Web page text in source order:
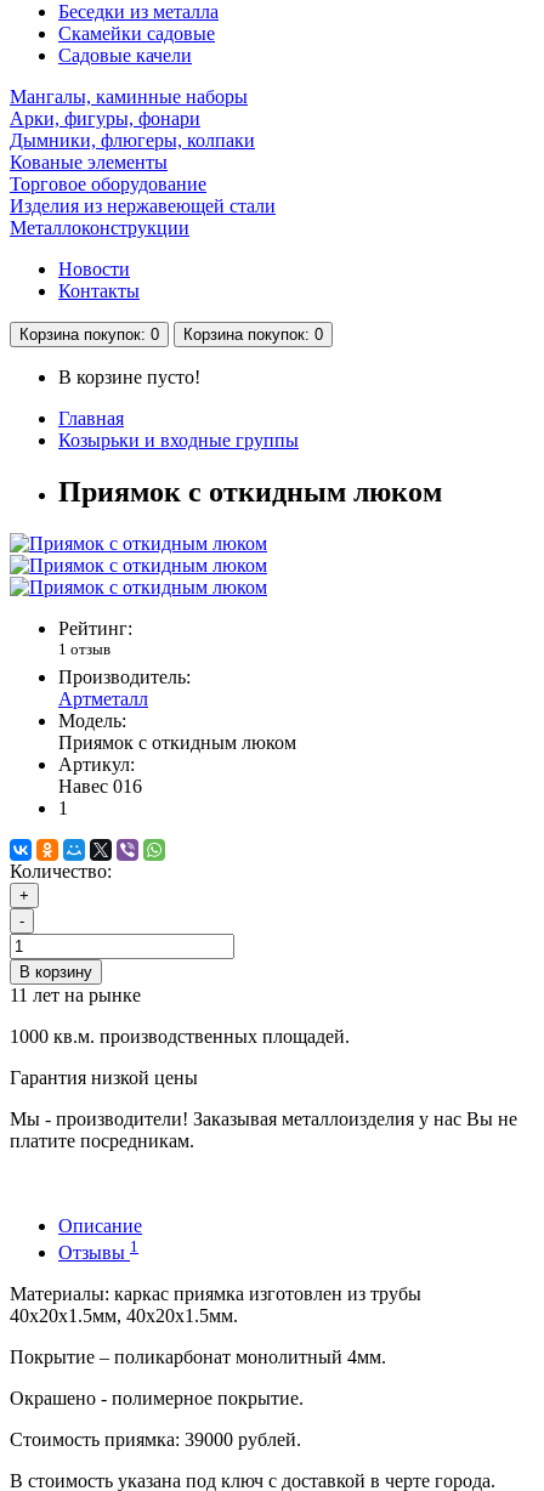
Беседки из металла
Скамейки садовые
Садовые качели
Мангалы, каминные наборы
Арки, фигуры, фонари
Дымники, флюгеры, колпаки
Кованые элементы
Торговое оборудование
Изделия из нержавеющей стали
Металлоконструкции
Новости
Контакты
Корзинапокупок: 0 Корзинапокупок: 0
В корзине пусто!
Главная
Козырьки и входные группы
Приямок с откидным люком
Рейтинг:
1 отзыв
Производитель:
Артметалл
Модель:
Приямок с откидным люком
Артикул:
Навес 016
1
Количество:
+
-
В корзину
11 лет на рынке
1000 кв.м. производственных площадей.
Гарантия низкой цены
Мы - производители! Заказывая металлоизделия у нас Вы не
платите посредникам.
Описание
Отзывы 1
Материалы: каркас приямка изготовлен из трубы
40х20х1.5мм, 40х20х1.5мм.
Покрытие – поликарбонат монолитный 4мм.
Окрашено - полимерное покрытие.
Стоимость приямка: 39000 рублей.
В стоимость указана под ключ с доставкой в черте города.